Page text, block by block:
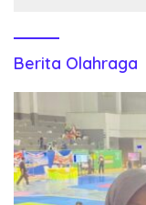
Berita Olahraga